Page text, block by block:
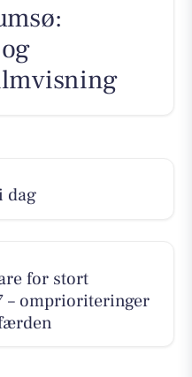
dag
for stort
– omprioriteringer